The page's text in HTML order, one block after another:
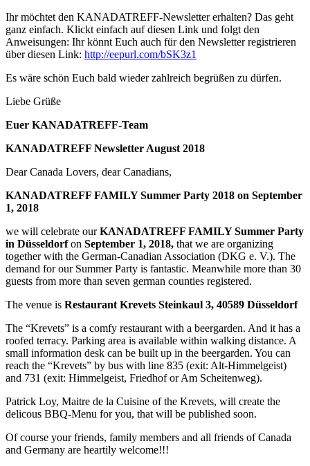
Ihr möchtet den KANADATREFF-Newsletter erhalten? Das geht
ganz einfach. Klickt einfach auf diesen Link und folgt den
Anweisungen: Ihr könnt Euch auch für den Newsletter registrieren
über diesen Link: http://eepurl.com/bSK3z1
Es wäre schön Euch bald wieder zahlreich begrüßen zu dürfen.
Liebe Grüße
Euer KANADATREFF-Team
KANADATREFF Newsletter August 2018
Dear Canada Lovers, dear Canadians,
KANADATREFF FAMILY Summer Party 2018 on September
1, 2018
we will celebrate ourKANADATREFF FAMILY Summer Party
in Düsseldorfon September 1, 2018, that we are organizing
together with the German-Canadian Association (DKG e. V.). The
demand for our Summer Party is fantastic. Meanwhile more than 30
guests from more than seven german counties registered.
The venue is Restaurant Krevets Steinkaul 3, 40589 Düsseldorf
The “Krevets” is a comfy restaurant with a beergarden. And it has a
roofed terracy. Parking area is available within walking distance. A
small information desk can be built up in the beergarden. You can
reach the “Krevets” by bus with line 835 (exit: Alt-Himmelgeist)
and 731 (exit: Himmelgeist, Friedhof or Am Scheitenweg).
Patrick Loy, Maitre de la Cuisine of the Krevets, will create the
delicous BBQ-Menu for you, that will be published soon.
Of course your friends, family members and all friends of Canada
and Germany are heartily welcome!!!